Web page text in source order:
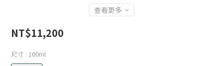
查看更多
NT$11,200
尺寸 : 100ml